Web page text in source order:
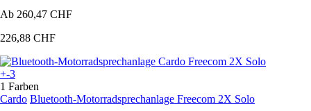
Ab 260,47 CHF
226,88 CHF
+-3
1 Farben
Cardo Bluetooth-Motorradsprechanlage Freecom 2X Solo